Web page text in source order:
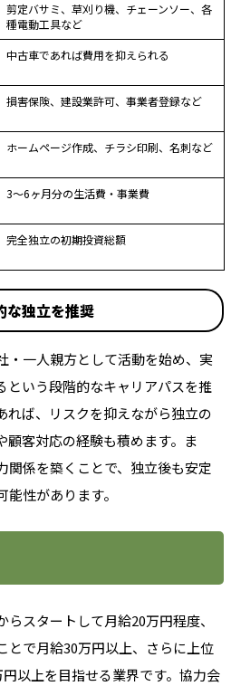
剪定バサミ、草刈り機、チェーンソー、各
種電動工具など
中古車であれば費用を抑えられる
損害保険、建設業許可、事業者登録など
ホームページ作成、チラシ印刷、名刺など
3〜6ヶ月分の生活費・事業費
完全独立の初期投資総額
な独立を推奨
・一人親方として活動を始め、実
という段階的なキャリアパスを推
れば、リスクを抑えながら独立の
顧客対応の経験も積めます。ま
関係を築くことで、独立後も安定
性があります。
スタートして月給20万円程度、
とで月給30万円以上、さらに上位
以上を目指せる業界です。協力会